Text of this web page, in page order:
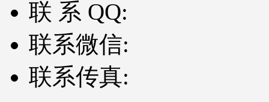
联 系 QQ:
联系微信:
联系传真: